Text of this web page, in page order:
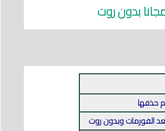
بدون روت
حذفها
الفورمات وبدون روت